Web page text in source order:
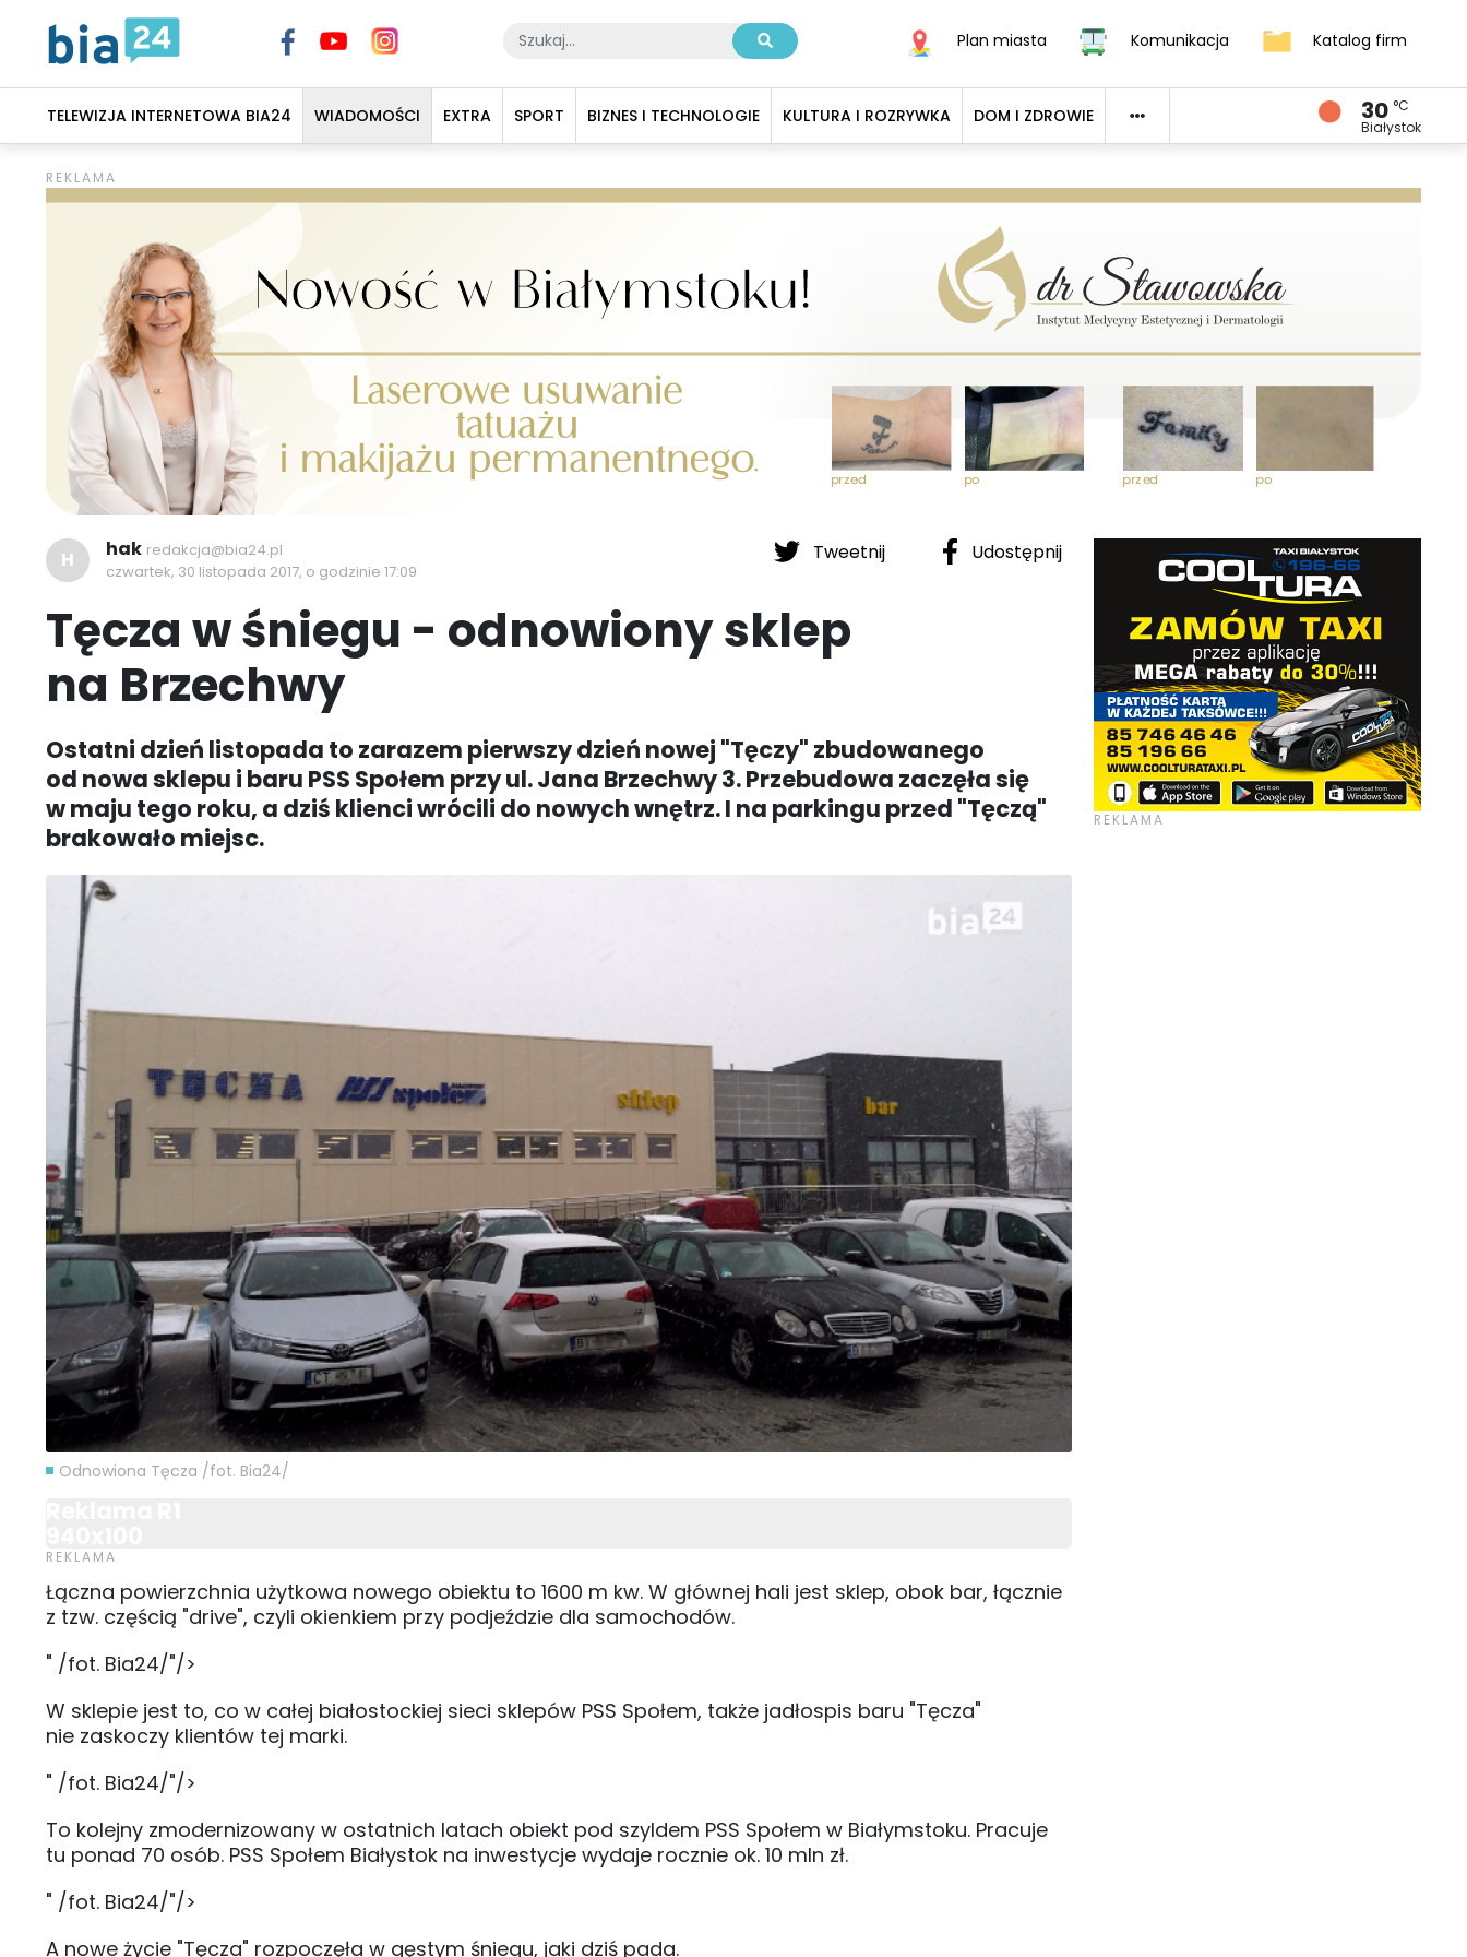
Plan miasta Komunikacja Katalog firm
TELEWIZJA INTERNETOWA BIA24 WIADOMOŚCI EXTRA SPORT BIZNES I TECHNOLOGIE KULTURA I ROZRYWKA DOM I ZDROWIE 30 °C
Białystok
Tweetnij Udostępnij
H hak redakcja@bia24.pl
czwartek, 30 listopada 2017, o godzinie 17:09
Tęcza w śniegu - odnowiony sklep
na Brzechwy
Ostatni dzień listopada to zarazem pierwszy dzień nowej "Tęczy" zbudowanego
od nowa sklepu i baru PSS Społem przy ul. Jana Brzechwy 3. Przebudowa zaczęła się
w maju tego roku, a dziś klienci wrócili do nowych wnętrz. I na parkingu przed "Tęczą"
brakowało miejsc.
Odnowiona Tęcza /fot. Bia24/
Łączna powierzchnia użytkowa nowego obiektu to 1600 m kw. W głównej hali jest sklep, obok bar, łącznie
z tzw. częścią "drive", czyli okienkiem przy podjeździe dla samochodów.
" /fot. Bia24/"/>
W sklepie jest to, co w całej białostockiej sieci sklepów PSS Społem, także jadłospis baru "Tęcza"
nie zaskoczy klientów tej marki.
" /fot. Bia24/"/>
To kolejny zmodernizowany w ostatnich latach obiekt pod szyldem PSS Społem w Białymstoku. Pracuje
tu ponad 70 osób. PSS Społem Białystok na inwestycje wydaje rocznie ok. 10 mln zł.
" /fot. Bia24/"/>
A nowe życie "Tęcza" rozpoczęła w gęstym śniegu, jaki dziś pada.